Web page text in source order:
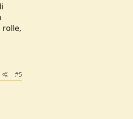
rolle,
#5